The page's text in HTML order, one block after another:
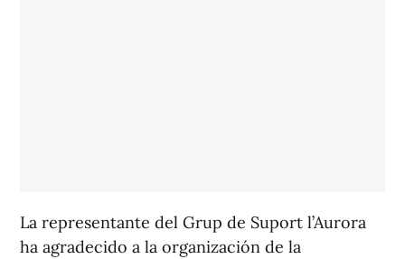
La representante del Grup de Suport l’Aurora
ha agradecido a la organización de la